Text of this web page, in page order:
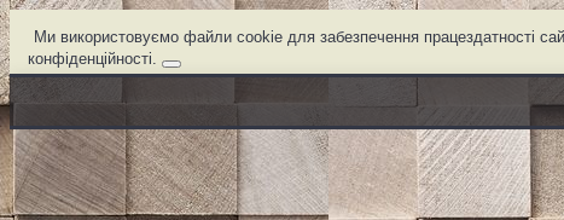
Ми використовуємо файли cookie для забезпечення працездатності
конфіденційності.